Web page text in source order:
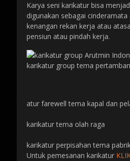
Karya seni karikatur bisa
digunakan sebagai cinderamata
kenangan rekan kerja atau
pensiun atau pindah kerja.
karikatur group tema
atur farewell tema kapal dan
karikatur tema olah raga
karikatur perpisahan tema
Untuk pemesanan karikatur